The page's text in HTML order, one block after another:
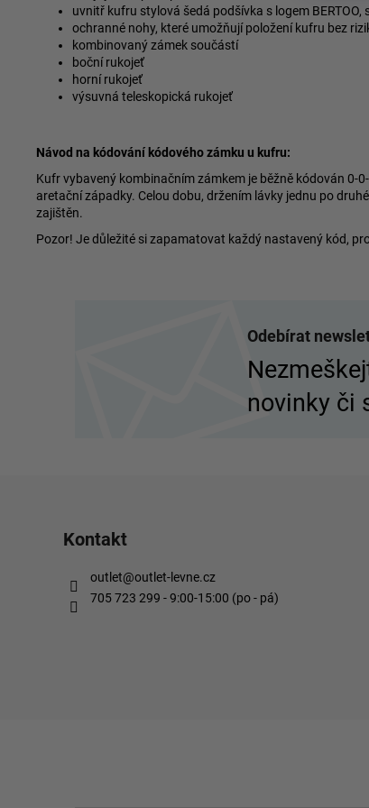
uvnitř kufru stylová šedá podšívka s logem
ochranné nohy, které umožňují položení kufru bez
kombinovaný zámek součástí
boční rukojeť
horní rukojeť
výsuvná teleskopická rukojeť
Návod na kódování kódového zámku u kufru:
Kufr vybavený kombinačním zámkem je běžně kódován
aretační západky. Celou dobu, držením lávky jednu po
zajištěn.
Pozor! Je důležité si zapamatovat každý nastavený kód,
Odebírat
novinky či
Kontakt
outlet@outlet-levne.cz
705 723 299 - 9:00-15:00 (po - pá)